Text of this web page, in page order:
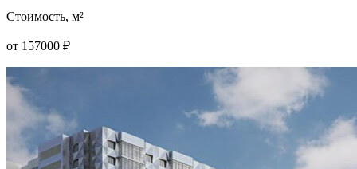
Стоимость, м²
от 157000 ₽